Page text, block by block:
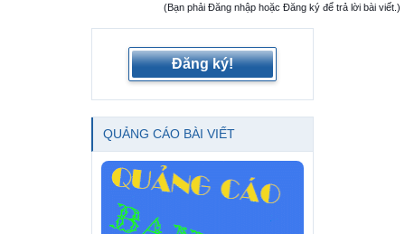
(Bạn phải Đăng nhập hoặc Đăng ký để trả lời bài viết.)
Đăng ký!
QUẢNG CÁO BÀI VIẾT